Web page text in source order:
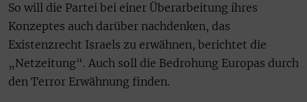
So will die Partei bei einer Überarbeitung ihres
Konzeptes auch darüber nachdenken, das
Existenzrecht Israels zu erwähnen, berichtet die
„Netzeitung“. Auch soll die Bedrohung Europas durch
den Terror Erwähnung finden.